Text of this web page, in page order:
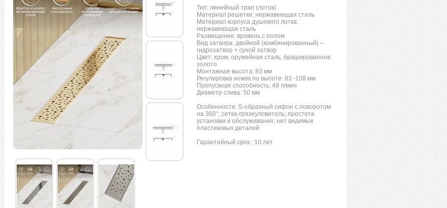
Тип: линейный трап (лоток)
Материал решетки: нержавеющая сталь
Материал корпуса душевого лотка:
нержавеющая сталь
Размещение: вровень с полом
Вид затвора: двойной (комбинированный) –
гидрозатвор + сухой затвор
Цвет: хром, оружейная сталь, брашированное
золото
Монтажная высота: 83 мм
Регулировка ножек по высоте: 83 -108 мм
Пропускная способность: 49 л/мин
Диаметр слива: 50 мм
Особенности: S-образный сифон c поворотом
на 360°; сетка-грязеуловитель; простота
установки и обслуживания; нет видимых
пластиковых деталей
Гарантийный срок : 10 лет